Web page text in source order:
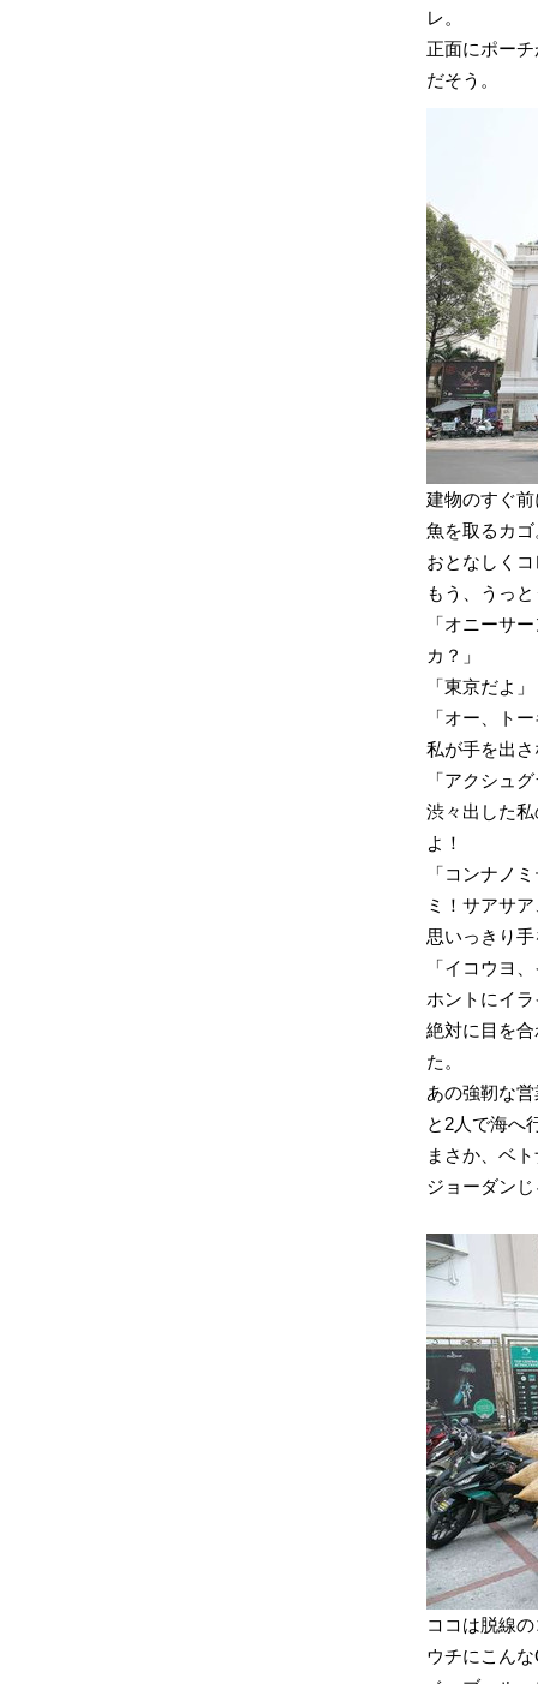
レ。
正面にポー
だそう。
建物のすぐ
魚を取るカゴ
おとなしく
もう、うっ
「オニーサ
カ？」
「東京だよ」
「オー、ト
私が手を出
「アクシュ
渋々出した
よ！
「コンナノ
ミ！サアサ
思いっきり
「イコウヨ
ホントにイ
絶対に目を
た。
あの強靭な
と2人で海へ
まさか、ベ
ジョーダン
ココは脱線
ウチにこん